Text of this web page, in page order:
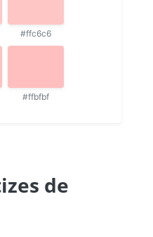
#ffc6c6
#ffbfbf
de